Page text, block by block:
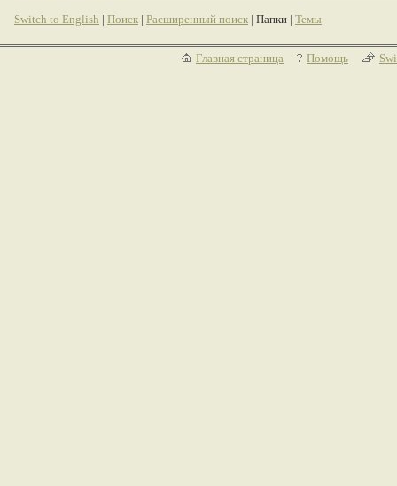
Switch to English | Поиск | Расширенный поиск | Папки | Темы
Главная страница Помощь